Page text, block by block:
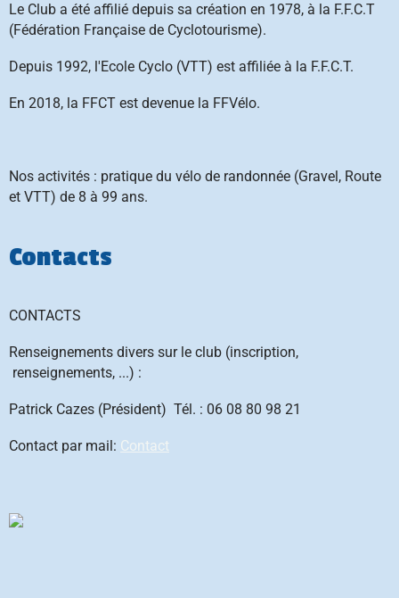
Le Club a été affilié depuis sa création en 1978, à la F.F.C.T
(Fédération Française de Cyclotourisme).
Depuis 1992, l'Ecole Cyclo (VTT) est affiliée à la F.F.C.T.
En 2018, la FFCT est devenue la FFVélo.
Nos activités : pratique du vélo de randonnée (Gravel, Route
et VTT) de 8 à 99 ans.
Contacts
CONTACTS
Renseignements divers sur le club (inscription,
renseignements, ...) :
Patrick Cazes (Président) Tél. : 06 08 80 98 21
Contact par mail: Contact